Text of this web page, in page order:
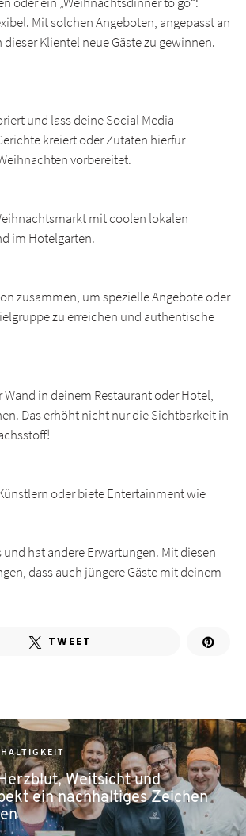
Mit solchen Angeboten, angepasst an
Klientel neue Gäste zu gewinnen.
und lass deine Social Media-
kreiert oder Zutaten hierfür
vorbereitet.
mit coolen lokalen
im Hotelgarten.
zusammen, um spezielle Angebote oder
zu erreichen und authentische
in deinem Restaurant oder Hotel,
Das erhöht nicht nur die Sichtbarkeit in
oder biete Entertainment wie
hat andere Erwartungen. Mit diesen
dass auch jüngere Gäste mit deinem
TWEET
Weitsicht und
ein nachhaltiges Zeichen